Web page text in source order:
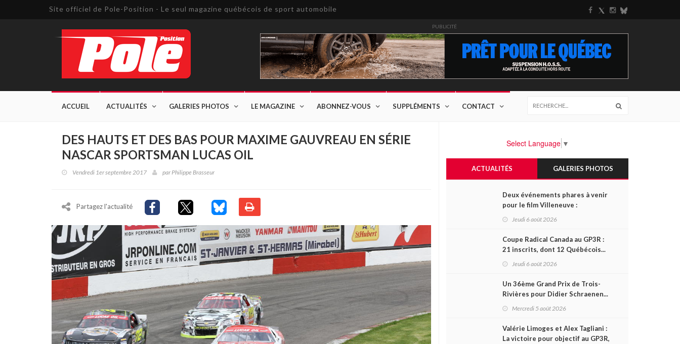
Site officiel de Pole-Position - Le seul magazine québécois de sport automobile
PUBLICITÉ
ACCUEIL ACTUALITÉS GALERIES PHOTOS LE MAGAZINE ABONNEZ-VOUS SUPPLÉMENTS CONTACT
DES HAUTS ET DES BAS POUR MAXIME GAUVREAU EN SÉRIE
NASCAR SPORTSMAN LUCAS OIL
Vendredi 1er septembre 2017 parPhilippe Brasseur
Partagez l'actualité
Select Language ▼
ACTUALITÉS GALERIES PHOTOS
Deux événements phares à venir
pour le film Villeneuve :
L'ascension d'une légende (+
Jeudi 6 août 2026
Coupe Radical Canada au GP3R :
21 inscrits, dont 12 Québécois...
et un premier gain d'Antoine
Jeudi 6 août 2026
Un 36ème Grand Prix de Trois-
Rivières pour Didier Schraenen...
et une première en Challenge
Mercredi 5 août 2026
Valérie Limoges et Alex Tagliani :
La victoire pour objectif au GP3R,